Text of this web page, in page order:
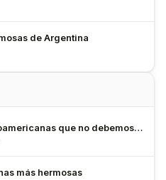
de Argentina
que no debemos dejar de leer
más hermosas